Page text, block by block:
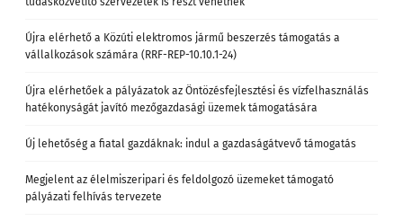
Újra elérhető a Közúti elektromos jármű beszerzés támogatás a
vállalkozások számára (RRF-REP-10.10.1-24)
Újra elérhetőek a pályázatok az Öntözésfejlesztési és vízfelhasználás
hatékonyságát javító mezőgazdasági üzemek támogatására
Új lehetőség a fiatal gazdáknak: indul a gazdaságátvevő támogatás
Megjelent az élelmiszeripari és feldolgozó üzemeket támogató
pályázati felhívás tervezete